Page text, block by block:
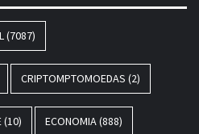
(7087)
CRIPTOMPTOMOEDAS (2)
(10) ECONOMIA(888)